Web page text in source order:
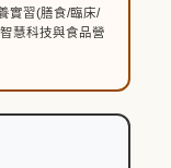
實習(膳食/臨床/
慧科技與食品營